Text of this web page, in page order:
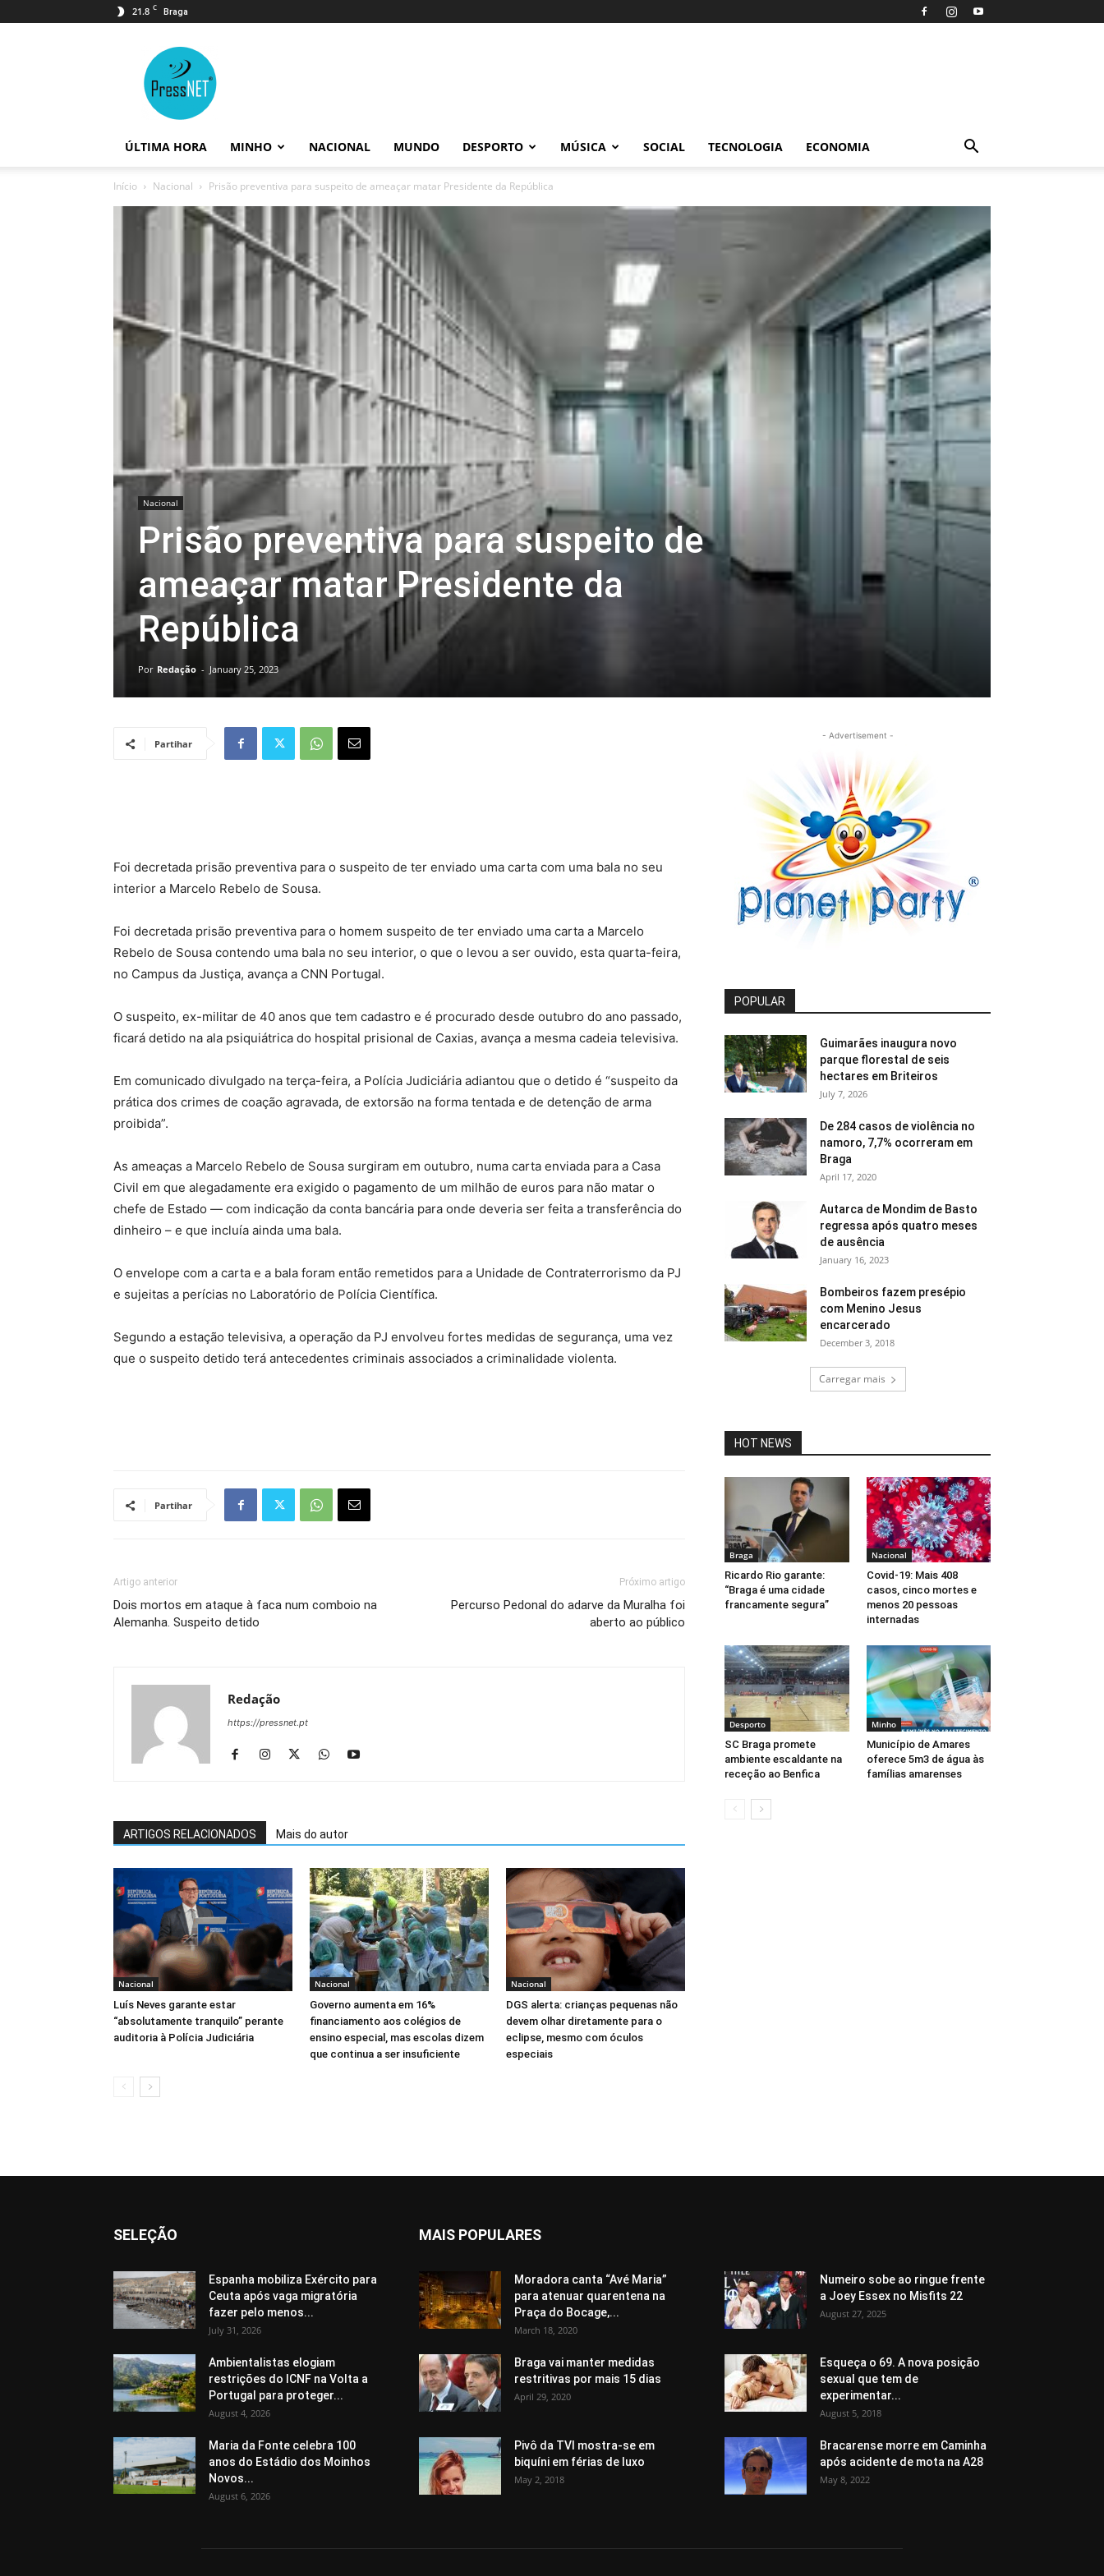
21.8 C Braga
ÚLTIMA HORA MINHO NACIONAL MUNDO DESPORTO MÚSICA SOCIAL TECNOLOGIA ECONOMIA
Início Nacional Prisão preventiva para suspeito de ameaçar matar Presidente da República
Nacional
Prisão preventiva para suspeito de
ameaçar matar Presidente da
República
Por Redação - January 25, 2023
Partihar
Foi decretada prisão preventiva para o suspeito de ter enviado uma carta com uma bala no seu
interior a Marcelo Rebelo de Sousa.
Foi decretada prisão preventiva para o homem suspeito de ter enviado uma carta a Marcelo
Rebelo de Sousa contendo uma bala no seu interior, o que o levou a ser ouvido, esta quarta-feira,
no Campus da Justiça, avança a CNN Portugal.
O suspeito, ex-militar de 40 anos que tem cadastro e é procurado desde outubro do ano passado,
ficará detido na ala psiquiátrica do hospital prisional de Caxias, avança a mesma cadeia televisiva.
Em comunicado divulgado na terça-feira, a Polícia Judiciária adiantou que o detido é “suspeito da
prática dos crimes de coação agravada, de extorsão na forma tentada e de detenção de arma
proibida”.
As ameaças a Marcelo Rebelo de Sousa surgiram em outubro, numa carta enviada para a Casa
Civil em que alegadamente era exigido o pagamento de um milhão de euros para não matar o
chefe de Estado — com indicação da conta bancária para onde deveria ser feita a transferência do
dinheiro – e que incluía ainda uma bala.
O envelope com a carta e a bala foram então remetidos para a Unidade de Contraterrorismo da PJ
e sujeitas a perícias no Laboratório de Polícia Científica.
Segundo a estação televisiva, a operação da PJ envolveu fortes medidas de segurança, uma vez
que o suspeito detido terá antecedentes criminais associados a criminalidade violenta.
Partihar
Artigo anterior
Dois mortos em ataque à faca num comboio na
Alemanha. Suspeito detido
Próximo artigo
Percurso Pedonal do adarve da Muralha foi
aberto ao público
Redação
https://pressnet.pt
ARTIGOS RELACIONADOS Mais do autor
Nacional
Luís Neves garante estar
“absolutamente tranquilo” perante
auditoria à Polícia Judiciária
Nacional
Governo aumenta em 16%
financiamento aos colégios de
ensino especial, mas escolas dizem
que continua a ser insuficiente
Nacional
DGS alerta: crianças pequenas não
devem olhar diretamente para o
eclipse, mesmo com óculos
especiais
- Advertisement -
POPULAR
Guimarães inaugura novo
parque florestal de seis
hectares em Briteiros
July 7, 2026
De 284 casos de violência no
namoro, 7,7% ocorreram em
Braga
April 17, 2020
Autarca de Mondim de Basto
regressa após quatro meses
de ausência
January 16, 2023
Bombeiros fazem presépio
com Menino Jesus
encarcerado
December 3, 2018
Carregar mais
HOT NEWS
Braga
Ricardo Rio garante:
“Braga é uma cidade
francamente segura”
Nacional
Covid-19: Mais 408
casos, cinco mortes e
menos 20 pessoas
internadas
Desporto
SC Braga promete
ambiente escaldante na
receção ao Benfica
Minho
Município de Amares
oferece 5m3 de água às
famílias amarenses
SELEÇÃO
Espanha mobiliza Exército para
Ceuta após vaga migratória
fazer pelo menos...
July 31, 2026
Ambientalistas elogiam
restrições do ICNF na Volta a
Portugal para proteger...
August 4, 2026
Maria da Fonte celebra 100
anos do Estádio dos Moinhos
Novos...
August 6, 2026
MAIS POPULARES
Moradora canta “Avé Maria”
para atenuar quarentena na
Praça do Bocage,...
March 18, 2020
Numeiro sobe ao ringue frente
a Joey Essex no Misfits 22
August 27, 2025
Braga vai manter medidas
restritivas por mais 15 dias
April 29, 2020
Esqueça o 69. A nova posição
sexual que tem de
experimentar...
August 5, 2018
Pivô da TVI mostra-se em
biquíni em férias de luxo
May 2, 2018
Bracarense morre em Caminha
após acidente de mota na A28
May 8, 2022